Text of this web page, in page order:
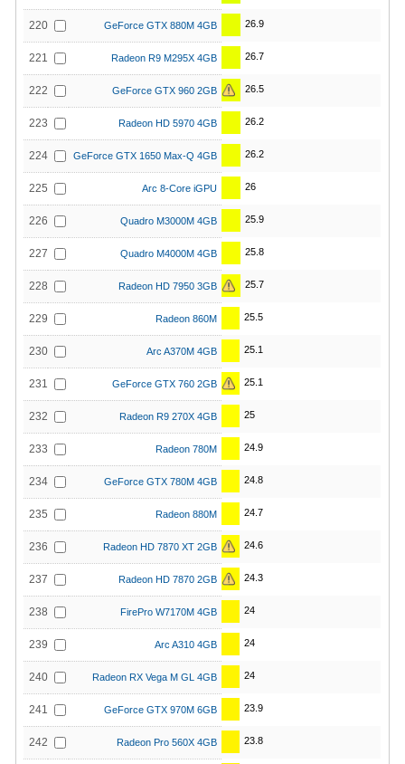
220 GeForce GTX 880M 4GB 26.9
221 Radeon R9 M295X 4GB 26.7
222 GeForce GTX 960 2GB 26.5
223 Radeon HD 5970 4GB 26.2
224 GeForce GTX 1650 Max-Q 4GB 26.2
225 Arc 8-Core iGPU 26
226 Quadro M3000M 4GB 25.9
227 Quadro M4000M 4GB 25.8
228 Radeon HD 7950 3GB 25.7
229 Radeon 860M 25.5
230 Arc A370M 4GB 25.1
231 GeForce GTX 760 2GB 25.1
232 Radeon R9 270X 4GB 25
233 Radeon 780M 24.9
234 GeForce GTX 780M 4GB 24.8
235 Radeon 880M 24.7
236 Radeon HD 7870 XT 2GB 24.6
237 Radeon HD 7870 2GB 24.3
238 FirePro W7170M 4GB 24
239 Arc A310 4GB 24
240 Radeon RX Vega M GL 4GB 24
241 GeForce GTX 970M 6GB 23.9
242 Radeon Pro 560X 4GB 23.8